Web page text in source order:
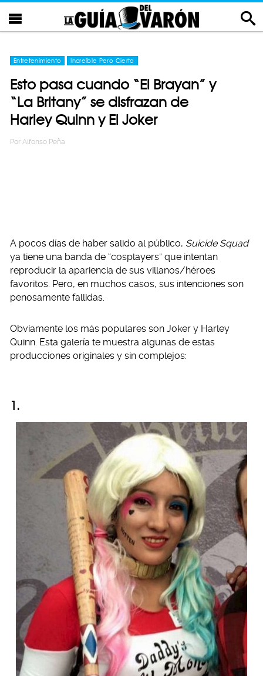
Entretenimiento Increíble Pero Cierto
Esto pasa cuando “El Brayan” y
“La Britany” se disfrazan de
Harley Quinn y El Joker
Por Alfonso Peña
A pocos días de haber salido al público, Suicide Squad
ya tiene una banda de “cosplayers” que intentan
reproducir la apariencia de sus villanos/héroes
favoritos. Pero, en muchos casos, sus intenciones son
penosamente fallidas.
Obviamente los más populares son Joker y Harley
Quinn. Esta galería te muestra algunas de estas
producciones originales y sin complejos:
1.